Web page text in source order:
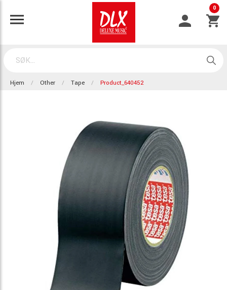
0
Hjem Other Tape Product_640452